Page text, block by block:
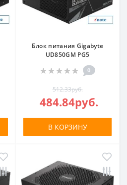
Блок питания Gigabyte
UD850GM PG5
0
512.33руб.
484.84руб.
В КОРЗИНУ